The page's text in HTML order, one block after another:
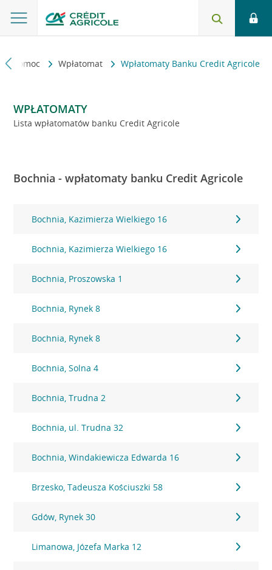
i pomoc Wpłatomat Wpłatomaty Banku Credit Agricole
WPŁATOMATY
Lista wpłatomatów banku Credit Agricole
Bochnia - wpłatomaty banku Credit Agricole
Bochnia, Kazimierza Wielkiego 16
Bochnia, Kazimierza Wielkiego 16
Bochnia, Proszowska 1
Bochnia, Rynek 8
Bochnia, Rynek 8
Bochnia, Solna 4
Bochnia, Trudna 2
Bochnia, ul. Trudna 32
Bochnia, Windakiewicza Edwarda 16
Brzesko, Tadeusza Kościuszki 58
Gdów, Rynek 30
Limanowa, Józefa Marka 12